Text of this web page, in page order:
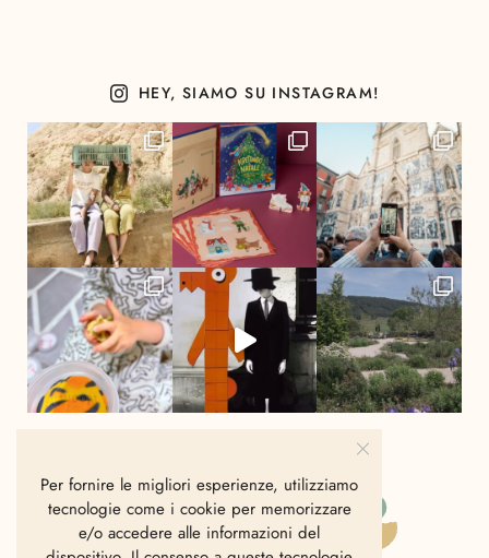
HEY, SIAMO SU INSTAGRAM!
Per fornire le migliori esperienze, utilizziamo
tecnologie come i cookie per memorizzare
e/o accedere alle informazioni del